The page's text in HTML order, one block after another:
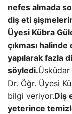
nefes almada
diş eti
Üyesi Kübra
çıkması
yapılarak fazla
söyledi.
Dr. Öğr. Üyesi
bilgi veriyor.Diş
yeterince